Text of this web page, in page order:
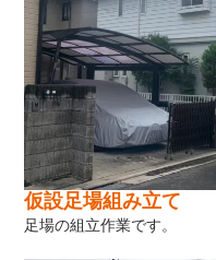
仮設足場組み立て
足場の組立作業です。